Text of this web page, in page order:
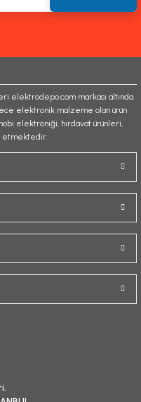
elektrodepo.com markası altında
elektronik malzeme olan ürün
elektroniği, hırdavat ürünleri,
etmektedir.